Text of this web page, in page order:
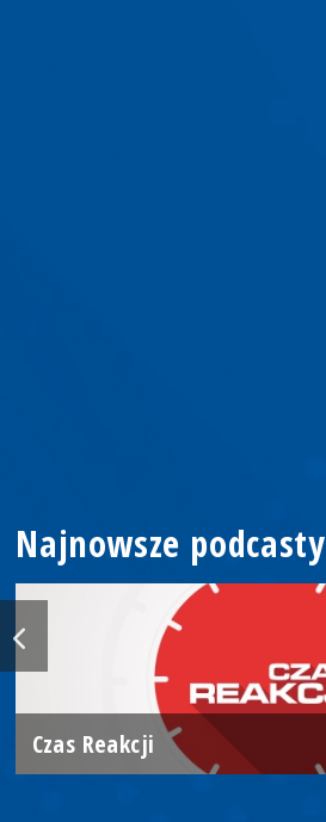
Najnowsze podcasty
Czas Reakcji